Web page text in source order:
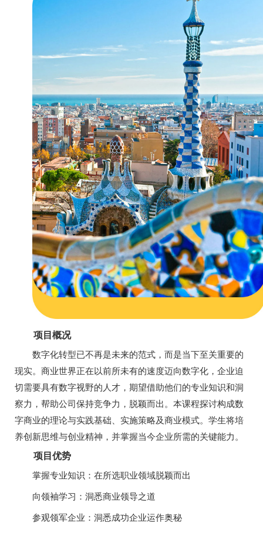
项目概况
数字化转型已不再是未来的范式，而是当下至关重要的
现实。商业世界正在以前所未有的速度迈向数字化，企业迫
切需要具有数字视野的人才，期望借助他们的专业知识和洞
察力，帮助公司保持竞争力，脱颖而出。本课程探讨构成数
字商业的理论与实践基础、实施策略及商业模式。学生将培
养创新思维与创业精神，并掌握当今企业所需的关键能力。
项目优势
掌握专业知识：在所选职业领域脱颖而出
向领袖学习：洞悉商业领导之道
参观领军企业：洞悉成功企业运作奥秘